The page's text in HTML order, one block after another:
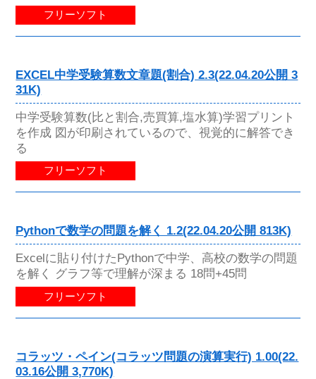
フリーソフト
EXCEL中学受験算数文章題(割合) 2.3(22.04.20公開 3
31K)
中学受験算数(比と割合,売買算,塩水算)学習プリント
を作成 図が印刷されているので、視覚的に解答でき
る
フリーソフト
Pythonで数学の問題を解く 1.2(22.04.20公開 813K)
Excelに貼り付けたPythonで中学、高校の数学の問題
を解く グラフ等で理解が深まる 18問+45問
フリーソフト
コラッツ・ペイン(コラッツ問題の演算実行) 1.00(22.
03.16公開 3,770K)